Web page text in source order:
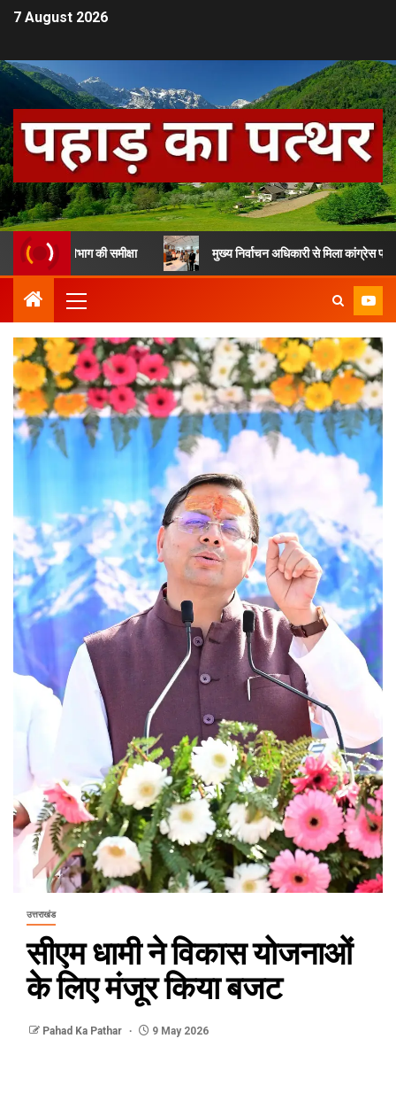
7 August 2026
की समीक्षा मुख्य निर्वाचन अधिकारी से मिला कांग्रेस प्रतिनिधिमंडल,
उत्तराखंड
सीएम धामी ने विकास योजनाओं
के लिए मंजूर किया बजट
Pahad Ka Pathar 9 May 2026